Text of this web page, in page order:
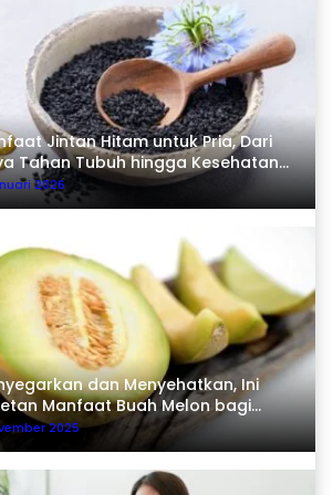
Jintan Hitam untuk Pria, Dari
Tahan Tubuh hingga Kesehatan
2026
dan Menyehatkan, Ini
Manfaat Buah Melon bagi
2025